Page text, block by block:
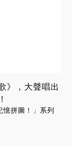
》，大聲唱出
憶拼圖！」系列